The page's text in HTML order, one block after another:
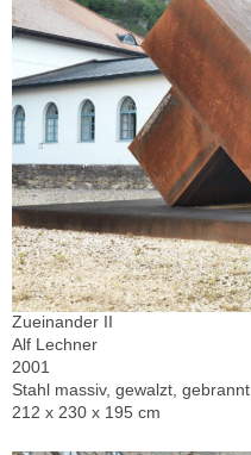
Zueinander II
Alf Lechner
2001
Stahl massiv, gewalzt, gebrannt
212 x 230 x 195 cm